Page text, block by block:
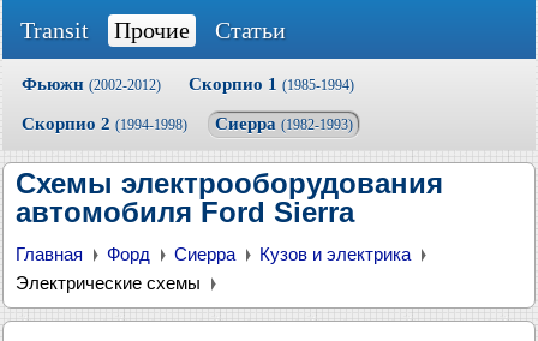
Transit
Прочие Статьи
Фьюжн (2002-2012) Скорпио 1 (1985-1994)
Скорпио 2 (1994-1998) Сиерра (1982-1993)
Схемы электрооборудования
автомобиля Ford Sierra
Главная Форд Сиерра
Кузов и электрика
Электрические схемы